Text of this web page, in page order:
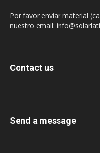
Por favor enviar material
nuestro email:
Contact us
Send a message